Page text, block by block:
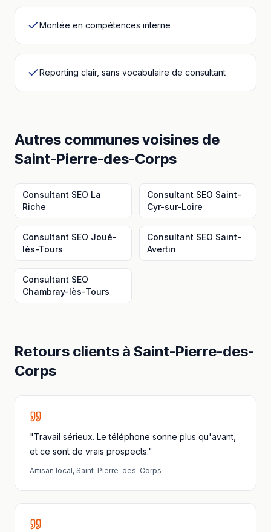
Montée en compétences interne
Reporting clair, sans vocabulaire de consultant
Autres communes voisines de
Saint-Pierre-des-Corps
Consultant SEO La
Riche
Consultant SEO Saint-
Cyr-sur-Loire
Consultant SEO Joué-
lès-Tours
Consultant SEO Saint-
Avertin
Consultant SEO
Chambray-lès-Tours
Retours clients à Saint-Pierre-des-
Corps
"Travail sérieux. Le téléphone sonne plus qu'avant,
et ce sont de vrais prospects."
Artisan local, Saint-Pierre-des-Corps